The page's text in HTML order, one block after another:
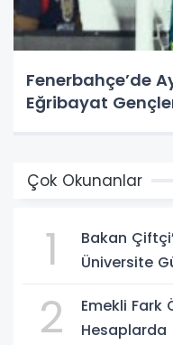
Fenerbahçe’de
Eğribayat
Çok Okunanlar
1
Bakan
Üniversite
2
Emekli Fark
Hesaplarda